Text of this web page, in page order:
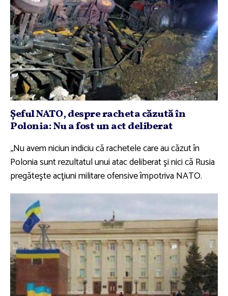
Şeful NATO, despre racheta căzută în
Polonia: Nu a fost un act deliberat
,,Nu avem niciun indiciu că rachetele care au căzut în
Polonia sunt rezultatul unui atac deliberat şi nici că Rusia
pregăteşte acţiuni militare ofensive împotriva NATO.